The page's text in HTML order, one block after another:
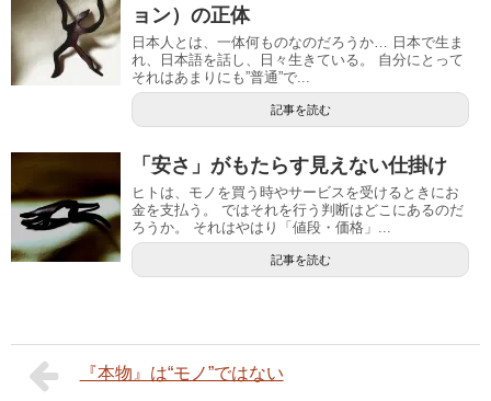
ョン）の正体
日本人とは、一体何ものなのだろうか… 日本で生ま
れ、日本語を話し、日々生きている。 自分にとって
それはあまりにも”普通”で...
記事を読む
「安さ」がもたらす見えない仕掛け
ヒトは、モノを買う時やサービスを受けるときにお
金を支払う。 ではそれを行う判断はどこにあるのだ
ろうか。 それはやはり「値段・価格」...
記事を読む
『本物』は“モノ”ではない